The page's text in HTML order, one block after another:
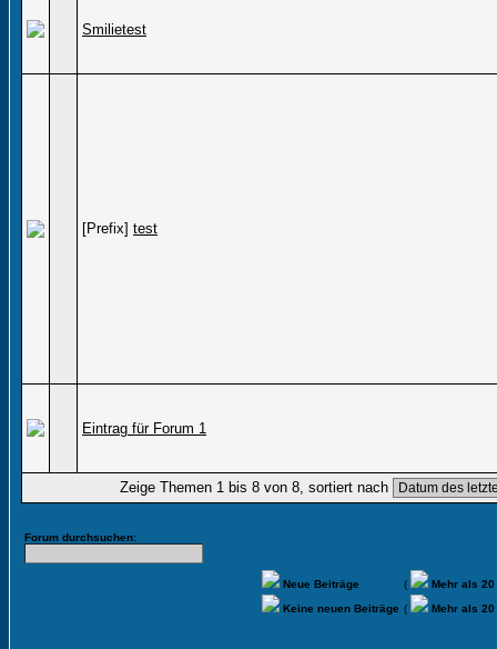
Smilietest
[Prefix] test
Eintrag für Forum 1
Zeige Themen 1 bis 8 von 8, sortiert nach
Forum durchsuchen:
Neue Beiträge (
Mehr als
Keine neuen Beiträge ( Mehr als